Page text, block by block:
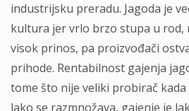
industrijsku preradu. Jagoda je
kultura jer vrlo brzo stupa u rod,
visok prinos, pa proizvođači
prihode. Rentabilnost gajenja
tome što nije veliki probirač kada
lako se razmnožava, gajenje je